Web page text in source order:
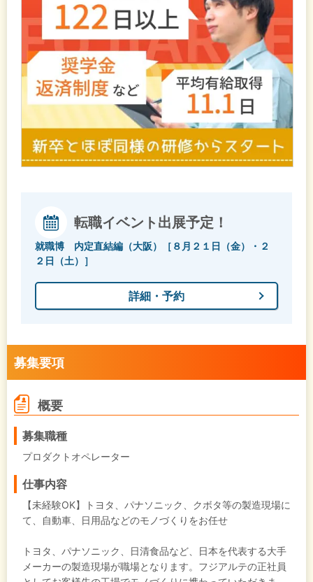
転職イベント出展予定！
就職博 内定直結編（大阪）［８月２１日（金）・２
２日（土）］
詳細・予約
募集要項
概要
募集職種
プロダクトオペレーター
仕事内容
【未経験OK】トヨタ、パナソニック、クボタ等の製造現場に
て、自動車、日用品などのモノづくりをお任せ
トヨタ、パナソニック、日清食品など、日本を代表する大手
メーカーの製造現場が職場となります。フジアルテの正社員